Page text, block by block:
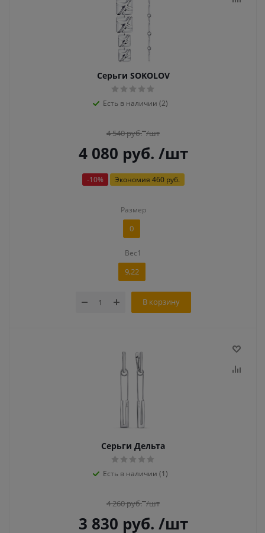
Серьги SOKOLOV
Есть в наличии (2)
4 540руб. /шт
4 080 руб. /шт
-10% Экономия 460 руб.
Размер
0
Вес1
9,22
В корзину
Серьги Дельта
Есть в наличии (1)
4 260руб. /шт
3 830 руб. /шт